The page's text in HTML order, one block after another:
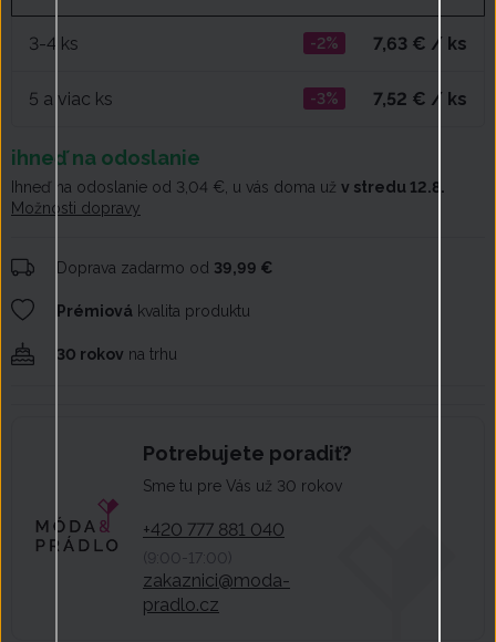
-2%
3-4 ks 7,63 € / ks
-3%
5 a viac ks 7,52 € / ks
ihneď na odoslanie
Ihneď na odoslanie od 3,04 €, u vás doma už v stredu 12.8.
Možnosti dopravy
Doprava zadarmo od 39,99 €
Prémiová kvalita produktu
30 rokov na trhu
Potrebujete poradiť?
Sme tu pre Vás už 30 rokov
+420 777 881 040
(9:00-17:00)
zakaznici@moda-
pradlo.cz